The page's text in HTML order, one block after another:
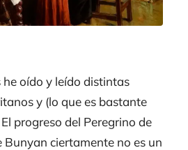
he oído y leído distintas
y (lo que es bastante
El progreso del Peregrino de
Bunyan ciertamente no es un